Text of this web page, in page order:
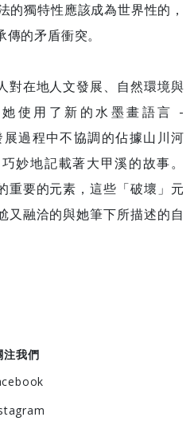
的獨特性應該成為世界性的，
的矛盾衝突。
對在地人文發展、自然環境與
使用了新的水墨畫語言 -
展過程中不協調的佔據山川河
妙地記載著大甲溪的故事。
重要的元素，這些「破壞」元
又融洽的與她筆下所描述的自
注我們